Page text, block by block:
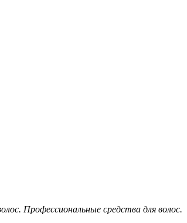
Профессиональные средства для волос.